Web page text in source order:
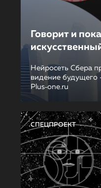
Говорит и
Нейросеть Сбера
видение будущего
Plus‑one.ru
СПЕЦПРОЕКТ